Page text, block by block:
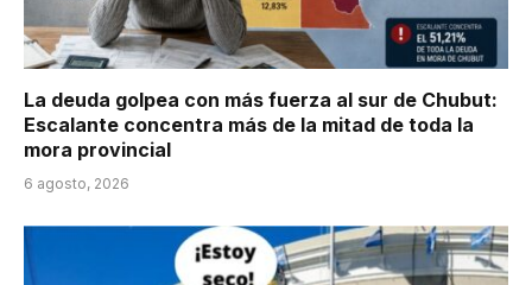
La deuda golpea con más fuerza al sur de Chubut:
Escalante concentra más de la mitad de toda la
mora provincial
6 agosto, 2026